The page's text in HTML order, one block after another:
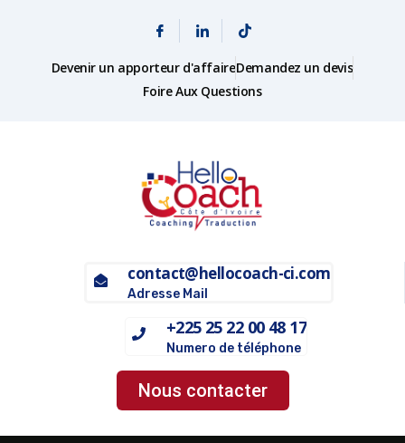
Devenir un apporteur d'affaireDemandez un devis
Foire Aux Questions
contact@hellocoach-ci.com
Adresse Mail
+225 25 22 00 48 17
Numero de téléphone
Nous contacter